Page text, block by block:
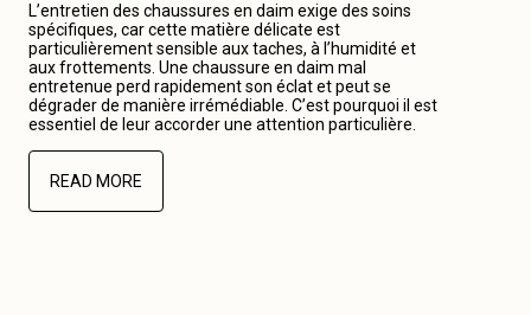
L’entretien des chaussures en daim exige des soins
spécifiques, car cette matière délicate est
particulièrement sensible aux taches, à l’humidité et
aux frottements. Une chaussure en daim mal
entretenue perd rapidement son éclat et peut se
dégrader de manière irrémédiable. C’est pourquoi il est
essentiel de leur accorder une attention particulière.
READ MORE